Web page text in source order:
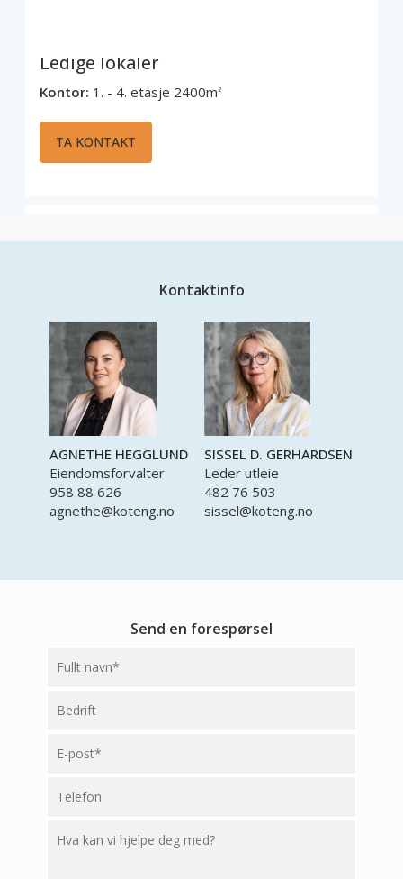
Ledige lokaler
Kontor: 1. - 4. etasje 2400m 2
TA KONTAKT
Kontaktinfo
AGNETHE HEGGLUND
Eiendomsforvalter
958 88 626
agnethe@koteng.no
SISSEL D. GERHARDSEN
Leder utleie
482 76 503
sissel@koteng.no
Send en forespørsel